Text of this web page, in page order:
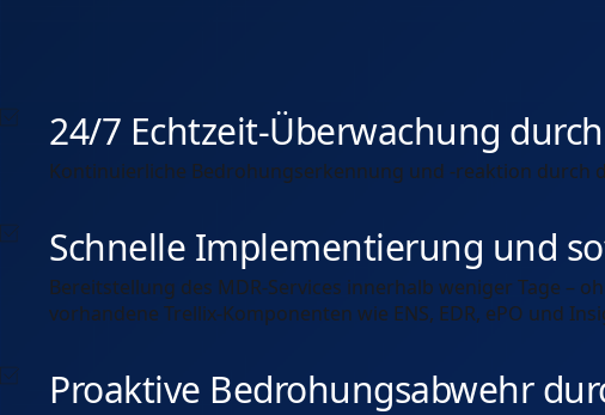
24/7 Echtzeit-Überwachung
Kontinuierliche Bedrohungserkennung und -reaktion durch
Schnelle Implementierung und
Bereitstellung des MDR-Services innerhalb weniger Tage –
vorhandene Trellix-Komponenten wie ENS, EDR, ePO und
Proaktive Bedrohungsabwehr